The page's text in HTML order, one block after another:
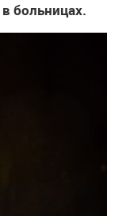
больницах.